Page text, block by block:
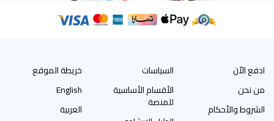
ادفع الاّن
من نحن
الشروط والأحكام
السياسات
الأقسام الأساسية
للمنصة
خريطة الموقع
English
العربية